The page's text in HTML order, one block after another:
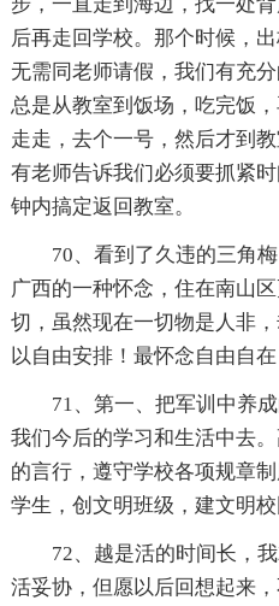
后再走回学校。那个时候，
无需同老师请假，我们有充
总是从教室到饭场，吃完饭
走走，去个一号，然后才到
有老师告诉我们必须要抓紧
钟内搞定返回教室。
70、看到了久违的三角
广西的一种怀念，住在南山
切，虽然现在一切物是人非
以自由安排！最怀念自由自
71、第一、把军训中养
我们今后的学习和生活中去
的言行，遵守学校各项规章
学生，创文明班级，建文明校
72、越是活的时间长，
活妥协，但愿以后回想起来，